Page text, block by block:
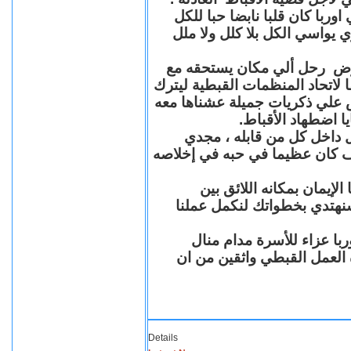
كان قلبا نابضا حبا للكل
يواسي الكل بلا كلل ولا ملل
رحل ألي مكان يستحقه مع
المنظمات القبطية ليترك
علي ذكريات جميلة عشناها معه
اضطهاد الأقباط.
داخل كل من قابله ، مجدي
عظيما في حبه في إخلاصه
بمكانه اللائق بين
بخطواتك لنكمل عملنا
عزاء للأسرة مدام منال
العمل القبطي واثقين من ان
Details